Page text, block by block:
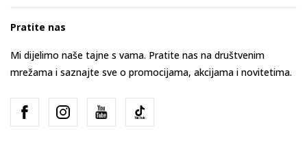
Pratite nas
Mi dijelimo naše tajne s vama. Pratite nas na društvenim
mrežama i saznajte sve o promocijama, akcijama i novitetima.